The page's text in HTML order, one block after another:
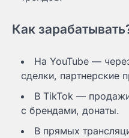
Как
На YouTube —
сделки, партнерские
В TikTok —
с брендами, донаты.
В прямых